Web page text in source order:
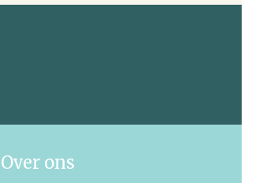
Over ons